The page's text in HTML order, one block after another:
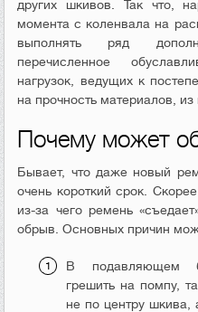
других шкивов. Так что,
момента с коленвала на
выполнять ряд
перечисленное
нагрузок, ведущих к
на прочность материалов, из
Почему может
Бывает, что даже новый
очень короткий срок.
из-за чего ремень
обрыв. Основных причин
В подавляющем
грешить на помпу,
не по центру шкива,